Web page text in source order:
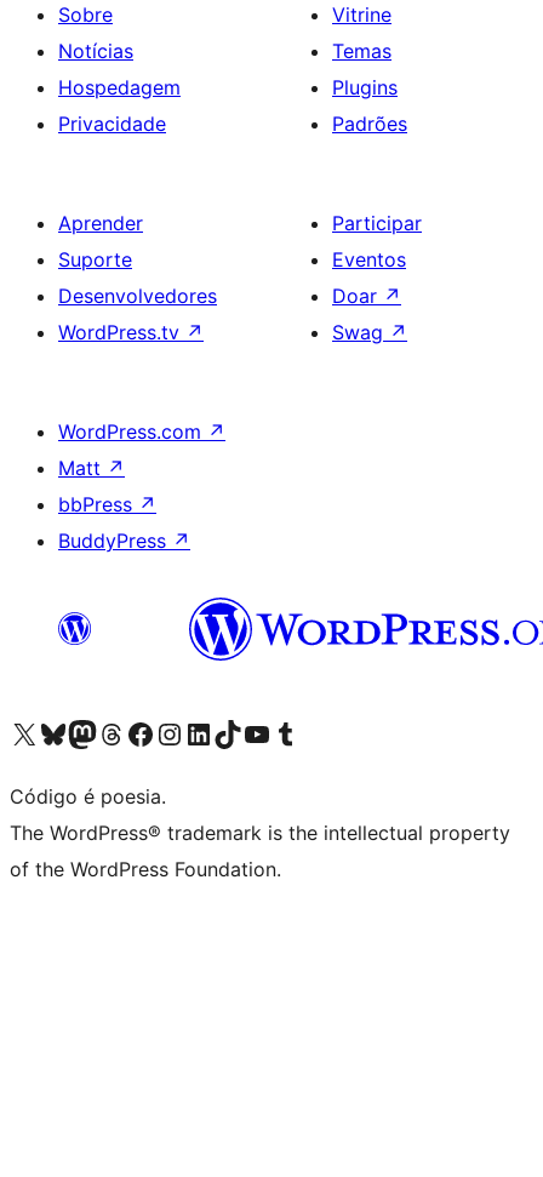
Sobre
Notícias
Hospedagem
Privacidade
Vitrine
Temas
Plugins
Padrões
Aprender
Suporte
Desenvolvedores
WordPress.tv ↗
Participar
Eventos
Doar ↗
Swag ↗
WordPress.com ↗
Matt ↗
bbPress ↗
BuddyPress ↗
Acessar nossa conta do X (antigo Twitter)
Acessar nossa conta do Bluesky
Acessar nossa conta do Mastodon
Acessar nossa conta do Threads
Acessar nossa página do Facebook
Acessar nossa conta do Instagram
Acessar nossa conta do LinkedIn
Acessar nossa conta do TikTok
Acessar nosso canal do YouTube
Acessar nossa conta no Tumblr
Código é poesia.
The WordPress® trademark is the intellectual property
of the WordPress Foundation.